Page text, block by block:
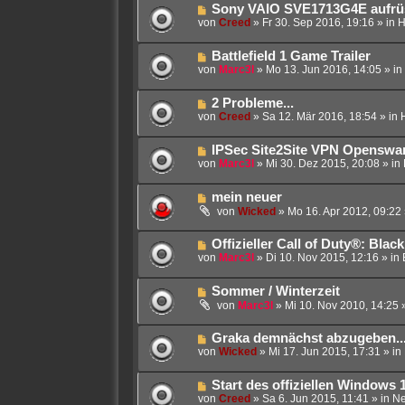
g
r
a
g
r
B
r
a
g
N
e
e
B
r
a
g
Sony VAIO SVE1713G4E
von Creed » Fr 30. Sep 2016, 19:16 » in
N
e
e
r
B
r
a
g
Battlefield 1 Game Trailer
von Marc3l » Mo 13. Jun 2016, 14:05 » in
N
e
e
B
r
a
g
2 Probleme...
von Creed » Sa 12. Mär 2016, 18:54» in
N
e
e
B
r
a
g
IPSec Site2Site VPN
von Marc3l » Mi 30. Dez 2015, 20:08 » in
N
e
e
r
B
r
a
g
mein neuer
von Wicked » Mo 16. Apr 2012, 09:22
N
e
e
r
B
r
a
g
Offizieller Call of Duty®:
von Marc3l » Di 10. Nov 2015, 12:16 » in
N
e
e
r
B
Sommer / Winterzeit
von Marc3l » Mi 10. Nov 2010, 14:25
N
e
e
r
B
Graka demnächst
von Wicked » Mi 17. Jun 2015, 17:31 » in
N
e
Start des offiziellen Windows
von Creed » Sa 6. Jun 2015, 11:41 » in